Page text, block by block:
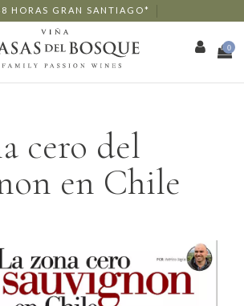
HORAS GRAN SANTIAGO*
0
cero del
en Chile